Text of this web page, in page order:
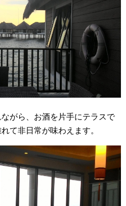
がら、お酒を片手にテラスで
て非日常が味わえます。